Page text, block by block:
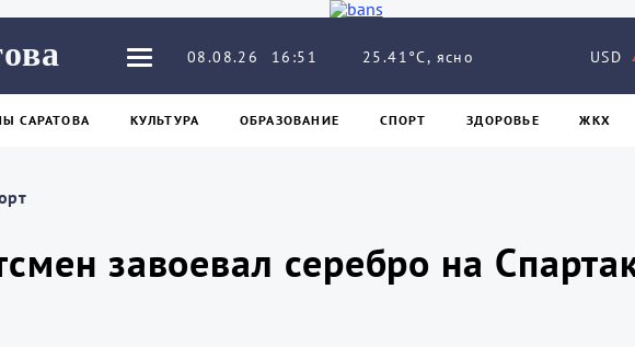
08.08.26 16:51 25.41°C, ясно USD
САРАТОВА КУЛЬТУРА ОБРАЗОВАНИЕ СПОРТ ЗДОРОВЬЕ ЖКХ
завоевал серебро на